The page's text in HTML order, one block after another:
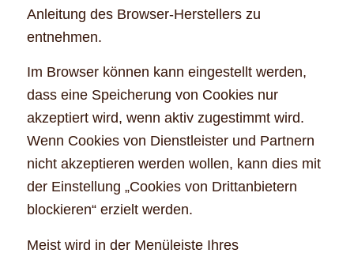
Anleitung des Browser-Herstellers zu
entnehmen.
Im Browser können kann eingestellt werden,
dass eine Speicherung von Cookies nur
akzeptiert wird, wenn aktiv zugestimmt wird.
Wenn Cookies von Dienstleister und Partnern
nicht akzeptieren werden wollen, kann dies mit
der Einstellung „Cookies von Drittanbietern
blockieren“ erzielt werden.
Meist wird in der Menüleiste Ihres